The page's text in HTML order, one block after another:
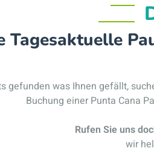
Tagesaktuelle
gefunden was Ihnen gefällt,
Buchung einer Punta Cana
Rufen Sie uns
wir